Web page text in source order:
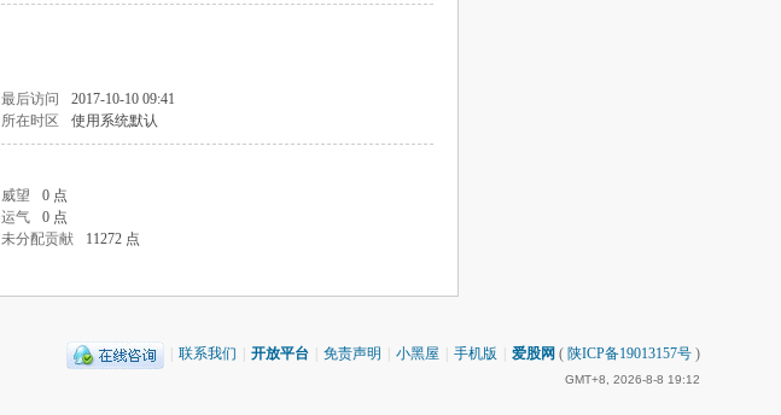
最后访问
2017-10-10 09:41
所在时区 使用系统默认
威望
0 点
运气
0 点
未分配贡献
11272 点
联系我们 开放平台 免责声明 小黑屋 手机版 爱股网 ( 陕ICP备19013157号 )
GMT+8, 2026-8-8 19:12